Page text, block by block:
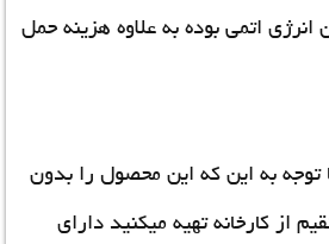
انرژی اتمی بوده به علاوه هزینه حمل
توجه به این که این محصول را بدون
از کارخانه تهیه میکنید دارای